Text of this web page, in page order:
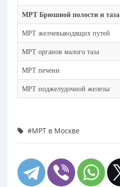
МРТ Брюшной полости и таза
МРТ желчевыводящих путей
МРТ органов малого таза
МРТ печени
МРТ поджелудочной железы
#МРТ в Москве